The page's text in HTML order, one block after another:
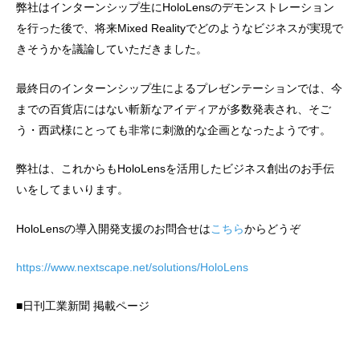
弊社はインターンシップ生にHoloLensのデモンストレーション
を行った後で、将来Mixed Realityでどのようなビジネスが実現で
きそうかを議論していただきました。
最終日のインターンシップ生によるプレゼンテーションでは、今
までの百貨店にはない斬新なアイディアが多数発表され、そご
う・西武様にとっても非常に刺激的な企画となったようです。
弊社は、これからもHoloLensを活用したビジネス創出のお手伝
いをしてまいります。
HoloLensの導入開発支援のお問合せはこちらからどうぞ
https://www.nextscape.net/solutions/HoloLens
■日刊工業新聞 掲載ページ